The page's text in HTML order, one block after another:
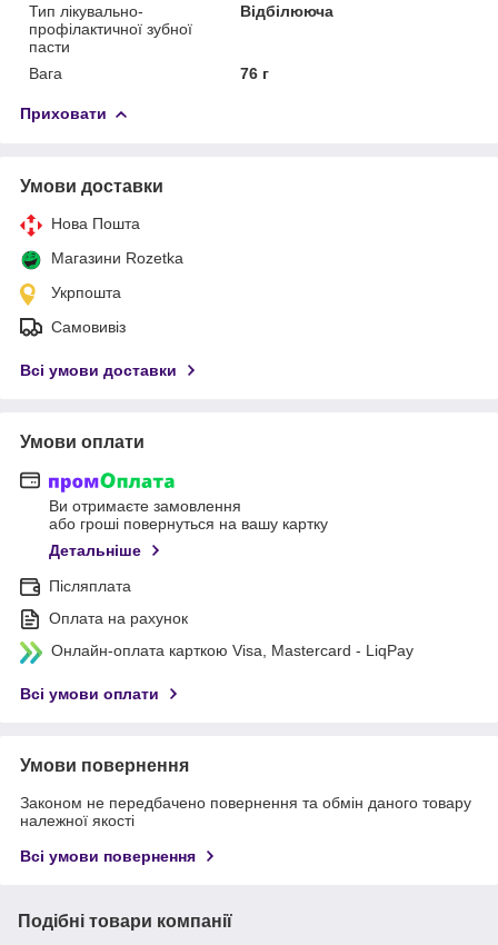
Тип лікувально-
профілактичної зубної
пасти
Відбілююча
Вага 76 г
Приховати
Умови доставки
Нова Пошта
Магазини Rozetka
Укрпошта
Самовивіз
Всі умови доставки
Умови оплати
Ви отримаєте замовлення
або гроші повернуться на вашу картку
Детальніше
Післяплата
Оплата на рахунок
Онлайн-оплата карткою Visa, Mastercard - LiqPay
Всі умови оплати
Умови повернення
Законом не передбачено повернення та обмін даного товару
належної якості
Всі умови повернення
Подібні товари компанії